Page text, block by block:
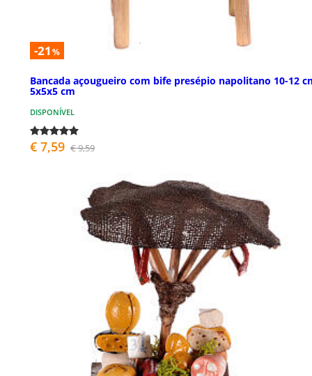
-21 %
Bancada açougueiro com bife presépio napolitano 10-12
5x5x5 cm
DISPONÍVEL
€ 7,59 € 9,59